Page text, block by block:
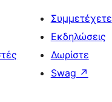
Συμμετέχετε
Εκδηλώσεις
Δωρίστε
Swag ↗